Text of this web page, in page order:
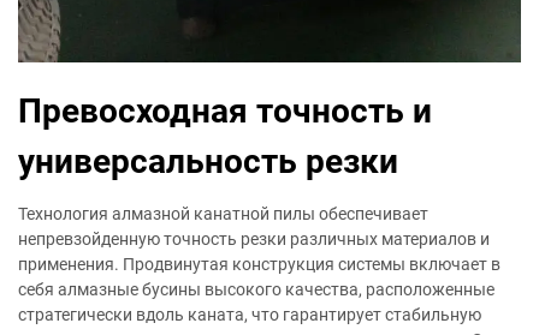
Превосходная точность и
универсальность резки
Технология алмазной канатной пилы обеспечивает
непревзойденную точность резки различных материалов и
применения. Продвинутая конструкция системы включает в
себя алмазные бусины высокого качества, расположенные
стратегически вдоль каната, что гарантирует стабильную